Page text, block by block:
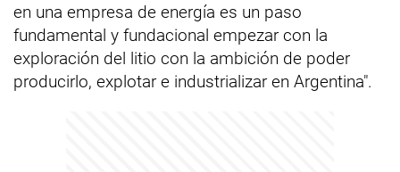
en una empresa de energía es un paso
fundamental y fundacional empezar con la
exploración del litio con la ambición de poder
producirlo, explotar e industrializar en Argentina".